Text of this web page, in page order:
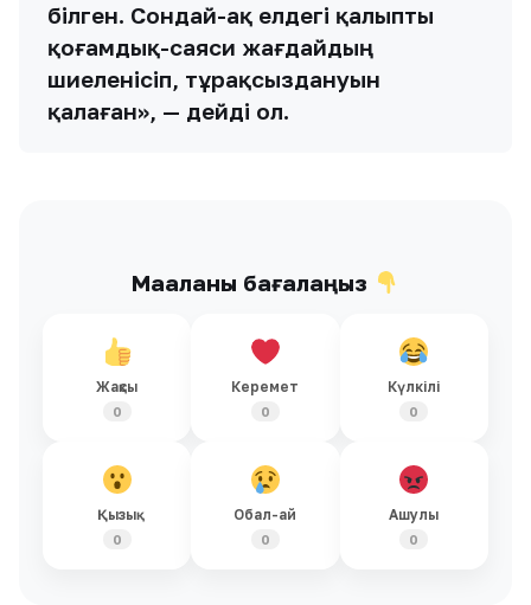
білген. Сондай-ақ елдегі қалыпты
қоғамдық-саяси жағдайдың
шиеленісіп, тұрақсыздануын
қалаған», — дейді ол.
Мақаланы бағалаңыз
Жақсы
0
Керемет
0
Күлкілі
0
Қызық
0
Обал-ай
0
Ашулы
0